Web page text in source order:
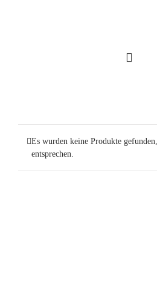
Es wurden keine Produkte
entsprechen.